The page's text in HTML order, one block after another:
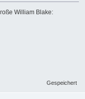
William Blake:
Gespeichert